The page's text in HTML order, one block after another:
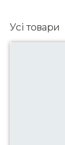
Усі товари